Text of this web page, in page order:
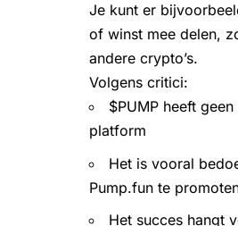
Je kunt er
of winst mee delen,
andere crypto’s.
Volgens critici:
$PUMP heeft
platform
Het is vooral
Pump.fun te
Het succes hangt